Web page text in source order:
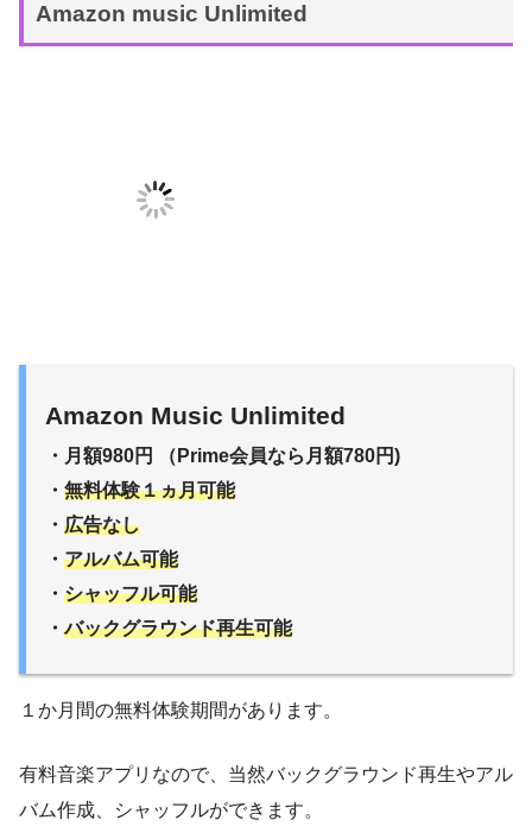
Amazon music Unlimited
Amazon Music Unlimited
・月額980円 （Prime会員なら月額780円)
・ 無料体験１ヵ月可能
・ 広告なし
・ アルバム可能
・ シャッフル可能
・バックグラウンド再生可能
１か月間の無料体験期間があります。
有料音楽アプリなので、当然バックグラウンド再生やアル
バム作成、シャッフルができます。